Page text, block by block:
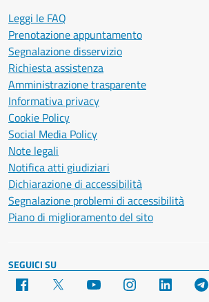
Leggi le FAQ
Prenotazione appuntamento
Segnalazione disservizio
Richiesta assistenza
Amministrazione trasparente
Informativa privacy
Cookie Policy
Social Media Policy
Note legali
Notifica atti giudiziari
Dichiarazione di accessibilità
Segnalazione problemi di accessibilità
Piano di miglioramento del sito
SEGUICI SU
Facebook YouTube Instagram LinkedIn